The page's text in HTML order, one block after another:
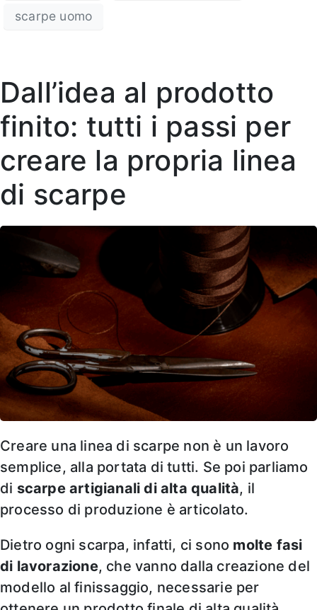
scarpe uomo
Dall’idea al prodotto
finito: tutti i passi per
creare la propria linea
di scarpe
Creare una linea di scarpe non è un lavoro
semplice, alla portata di tutti. Se poi parliamo
di scarpe artigianali di alta qualità, il
processo di produzione è articolato.
Dietro ogni scarpa, infatti, ci sono molte fasi
di lavorazione, che vanno dalla creazione del
modello al finissaggio, necessarie per